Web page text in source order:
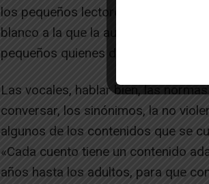
los pequeños lectores su
blanco a la que la autora solo
pequeños quienes den forma a la
Las vocales, hablar bien, las
conversar, los sinónimos, la no
algunos de los contenidos que se
«Cada cuento tiene un contenido
años hasta los adultos, para que